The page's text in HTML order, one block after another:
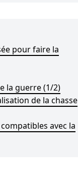
pour faire la
la guerre (1/2)
de la chasse
avec la